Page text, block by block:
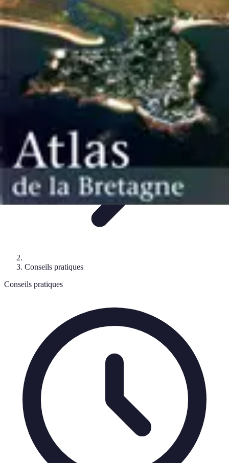
Atlas Géographique
Tendances
Perception et Utilisation Guide d'achatÉducation et
ApprentissageAtlas Thématiques
Atlas Géographique
Conseils pratiques
Conseils pratiques